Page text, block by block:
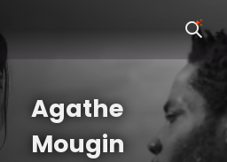
Agathe
Mougin